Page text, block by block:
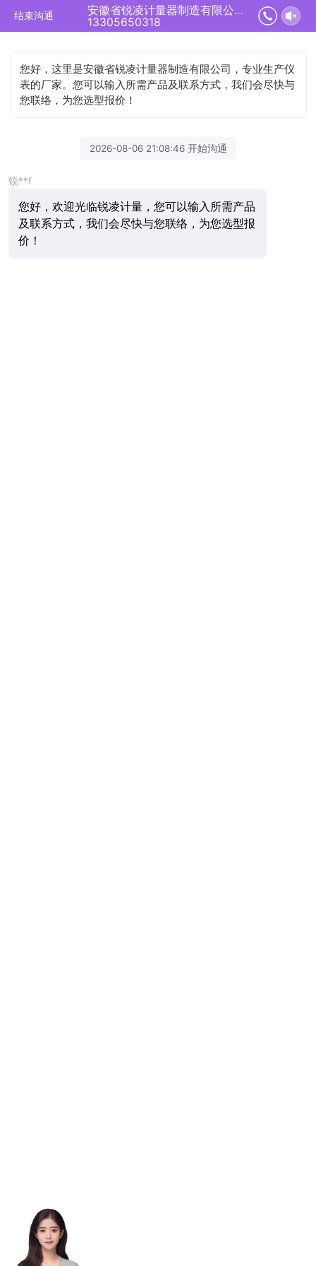
结束沟通
安徽省锐凌计量器制造有限公司正在为您服务
13305650318
您好，这里是安徽省锐凌计量器制造有限公司，专业生产仪
表的厂家。您可以输入所需产品及联系方式，我们会尽快与
您联络，为您选型报价！
2026-08-06 21:08:46 开始沟通
锐**f
您好，欢迎光临锐凌计量，您可以输入所需产品
及联系方式，我们会尽快与您联络，为您选型报
价！